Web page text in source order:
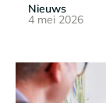
Nieuws
4 mei 2026